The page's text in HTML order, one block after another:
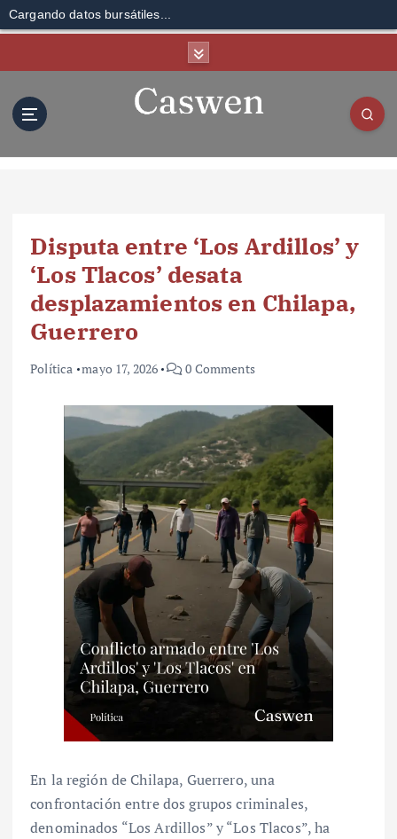
Cargando datos bursátiles...
Disputa entre ‘Los Ardillos’ y
‘Los Tlacos’ desata
desplazamientos en Chilapa,
Guerrero
Política mayo 17, 2026 0 Comments
En la región de Chilapa, Guerrero, una
confrontación entre dos grupos criminales,
denominados “Los Ardillos” y “Los Tlacos”, ha